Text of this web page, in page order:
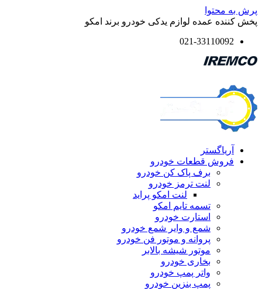
عمده لوازم یدکی خودرو برند امکو
021-
قطعات خودرو
برف پاک کن خودرو
لنت ترمز خودرو
لنت امکو پراید
تسمه تایم امکو
استارت خودرو
شمع و وایر شمع خودرو
پروانه و موتور فن خودرو
موتور شیشه بالابر
بخاری خودرو
واتر پمپ خودرو
پمپ بنزین خودرو